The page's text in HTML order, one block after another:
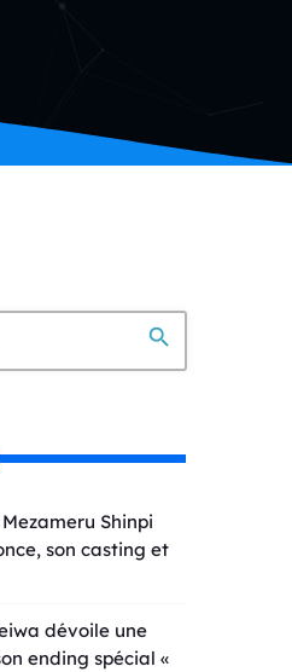
search
Shinpi
son casting et
dévoile une
ending spécial «